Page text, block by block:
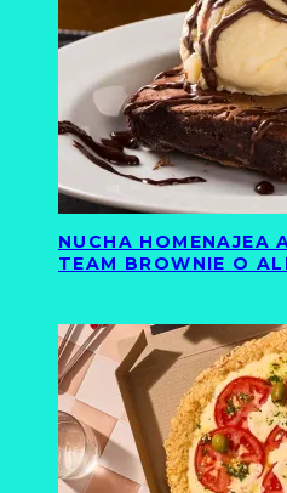
NUCHA HOMENAJEA
TEAM BROWNIE O